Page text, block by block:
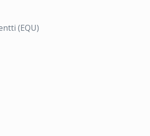
(EQU)